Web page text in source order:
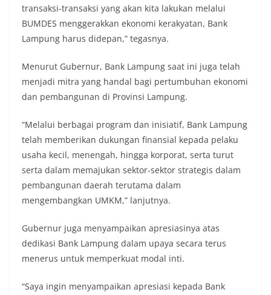
transaksi-transaksi yang akan kita lakukan melalui
BUMDES menggerakkan ekonomi kerakyatan, Bank
Lampung harus didepan,” tegasnya.
Menurut Gubernur, Bank Lampung saat ini juga telah
menjadi mitra yang handal bagi pertumbuhan ekonomi
dan pembangunan di Provinsi Lampung.
“Melalui berbagai program dan inisiatif, Bank Lampung
telah memberikan dukungan finansial kepada pelaku
usaha kecil, menengah, hingga korporat, serta turut
serta dalam memajukan sektor-sektor strategis dalam
pembangunan daerah terutama dalam
mengembangkan UMKM,” lanjutnya.
Gubernur juga menyampaikan apresiasinya atas
dedikasi Bank Lampung dalam upaya secara terus
menerus untuk memperkuat modal inti.
“Saya ingin menyampaikan apresiasi kepada Bank